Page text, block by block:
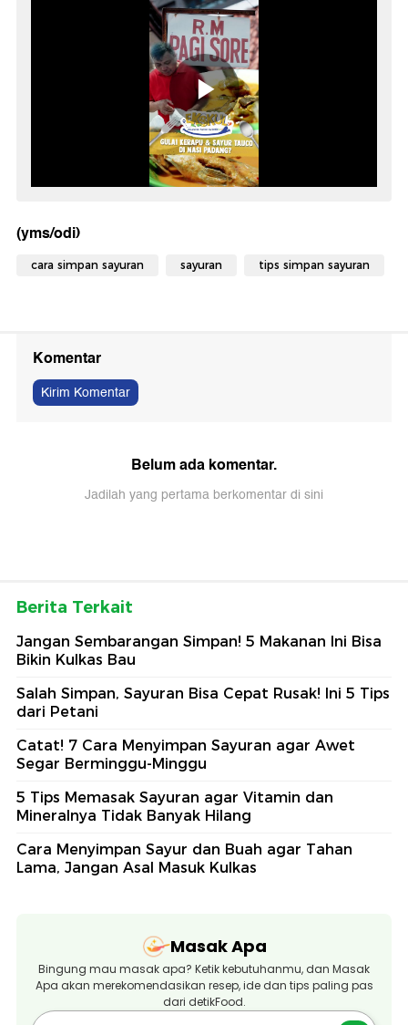
(yms/odi)
cara simpan sayuran sayuran tips simpan sayuran
Komentar
Kirim Komentar
Belum ada komentar.
Jadilah yang pertama berkomentar di sini
Berita Terkait
Jangan Sembarangan Simpan! 5 Makanan Ini Bisa
Bikin Kulkas Bau
Salah Simpan, Sayuran Bisa Cepat Rusak! Ini 5 Tips
dari Petani
Catat! 7 Cara Menyimpan Sayuran agar Awet
Segar Berminggu-Minggu
5 Tips Memasak Sayuran agar Vitamin dan
Mineralnya Tidak Banyak Hilang
Cara Menyimpan Sayur dan Buah agar Tahan
Lama, Jangan Asal Masuk Kulkas
Masak Apa
Bingung mau masak apa? Ketik kebutuhanmu, dan Masak
Apa akan merekomendasikan resep, ide dan tips paling pas
dari detikFood.